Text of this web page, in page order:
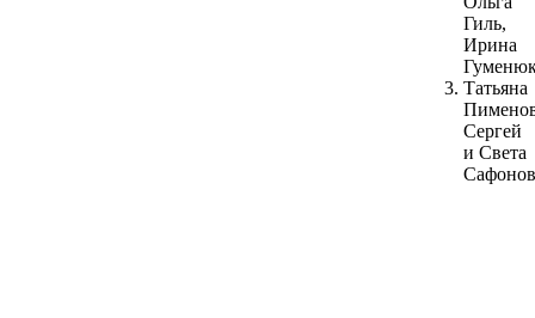
Гиль,
Ирина
Татьяна
Сергей
и Света